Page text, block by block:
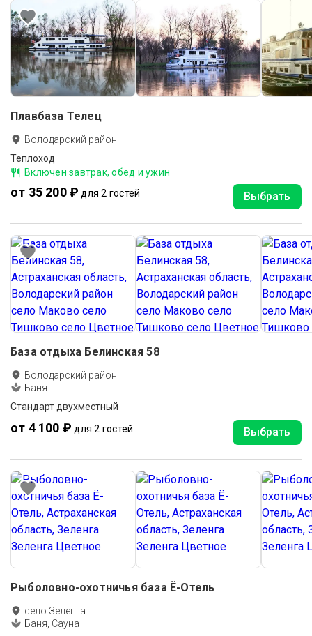
Плавбаза Телец
Володарский район
Теплоход
Включен завтрак, обед и ужин
от 35 200 ₽ для 2 гостей Выбрать
База отдыха Белинская 58
Володарский район
Баня
Стандарт двухместный
от 4 100 ₽ для 2 гостей Выбрать
Рыболовно-охотничья база Ё-Отель
село Зеленга
Баня, Сауна